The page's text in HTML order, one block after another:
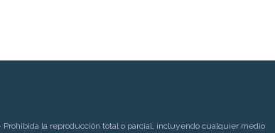
la reproducción total o parcial, incluyendo cualquier medio